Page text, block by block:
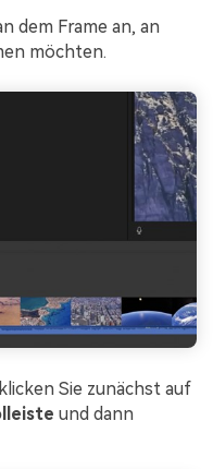
dem Frame an, an
möchten.
Sie zunächst auf
und dann